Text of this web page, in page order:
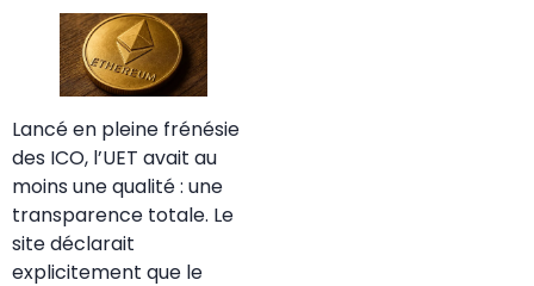
Lancé en pleine frénésie
des ICO, l’UET avait au
moins une qualité : une
transparence totale. Le
site déclarait
explicitement que le